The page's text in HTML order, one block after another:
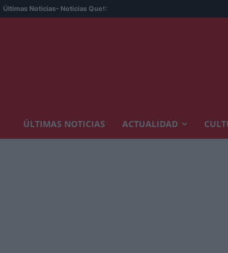
Últimas Noticias- Noticias Que!:
ÚLTIMAS NOTICIAS ACTUALIDAD